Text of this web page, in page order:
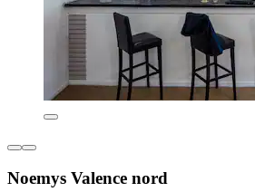
Noemys Valence nord